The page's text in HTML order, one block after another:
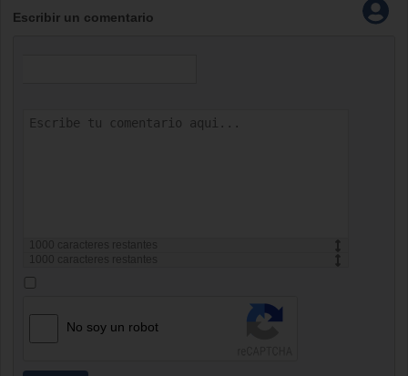
Escribir un comentario
caracteres restantes
caracteres restantes
No soy un robot